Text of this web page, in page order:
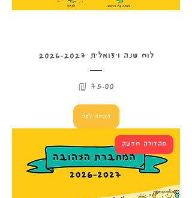
לוח שנה ויזואלית 2026-2027
מחיר
הוספה לסל
מהדורה חדשה